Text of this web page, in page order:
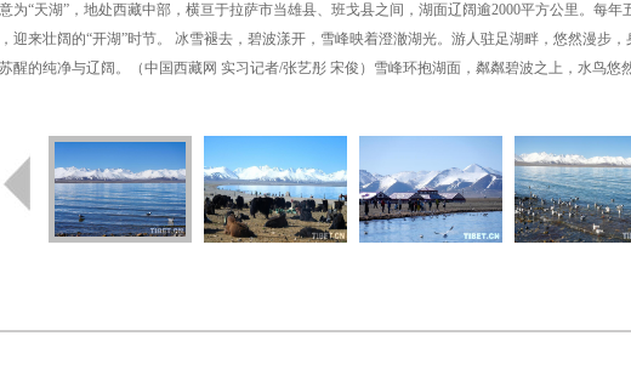
为“天湖”，地处西藏中部，横亘于拉萨市当雄县、班戈县之间，湖面辽阔逾2000平方公里。每年
迎来壮阔的“开湖”时节。 冰雪褪去，碧波漾开，雪峰映着澄澈湖光。游人驻足湖畔，悠然漫步，
醒的纯净与辽阔。（中国西藏网 实习记者/张艺彤 宋俊）雪峰环抱湖面，粼粼碧波之上，水鸟悠